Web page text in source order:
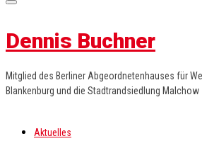
Dennis Buchner
Mitglied des Berliner Abgeordnetenhauses für
Blankenburg und die Stadtrandsiedlung Malchow
Aktuelles